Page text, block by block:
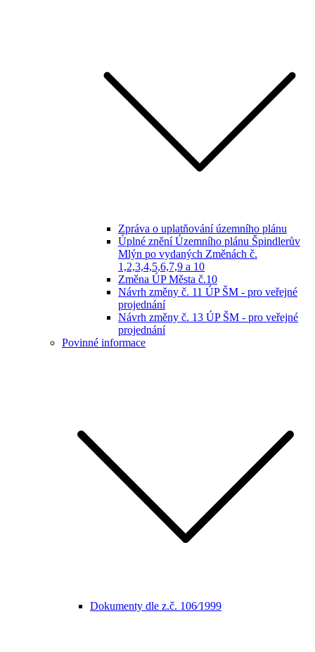
Zpráva o uplatňování územního plánu
Úplné znění Územního plánu Špindlerův
Mlýn po vydaných Změnách č.
1,2,3,4,5,6,7,9 a 10
Změna ÚP Města č.10
Návrh změny č. 11 ÚP ŠM - pro veřejné
projednání
Návrh změny č. 13 ÚP ŠM - pro veřejné
projednání
Povinné informace
Dokumenty dle z.č. 106⁄1999